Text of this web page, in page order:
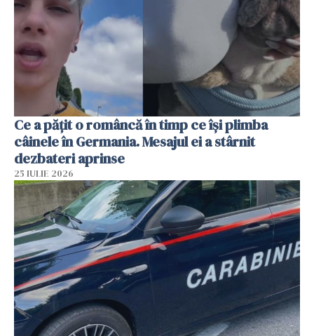
Ce a pățit o româncă în timp ce își plimba
câinele în Germania. Mesajul ei a stârnit
dezbateri aprinse
25 IULIE 2026